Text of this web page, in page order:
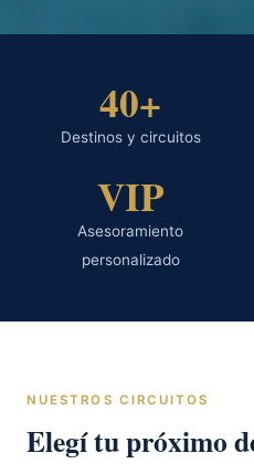
40+
Destinos y circuitos
VIP
Asesoramiento
personalizado
NUESTROS CIRCUITOS
Elegí tu próximo